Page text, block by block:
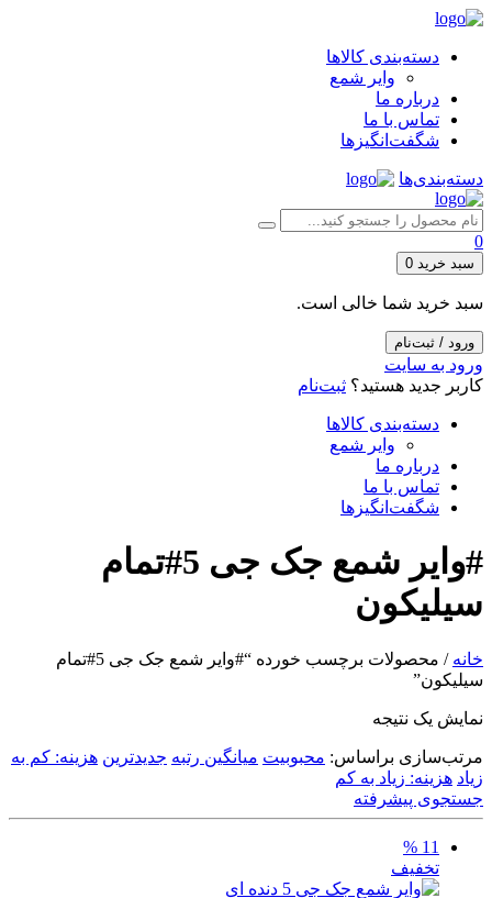
دسته‌بندی کالاها
وایر شمع
درباره ما
تماس با ما
شگفت‌انگیزها
دسته‌بندی‌ها
0
سبد خرید 0
سبد خرید شما خالی است.
ورود / ثبت‌نام
ورود به سایت
کاربر جدید هستید؟ ثبت‌نام
دسته‌بندی کالاها
وایر شمع
درباره ما
تماس با ما
شگفت‌انگیزها
#وایر شمع جک جی 5#تمام
سیلیکون
خانه
/ محصولات برچسب خورده “#وایر شمع جک جی 5#تمام
سیلیکون”
نمایش یک نتیجه
مرتب‌سازی براساس: محبوبیت میانگین رتبه جدیدترین هزینه: کم به
زیاد هزینه: زیاد به کم
جستجوی پیشرفته
11 %
تخفیف